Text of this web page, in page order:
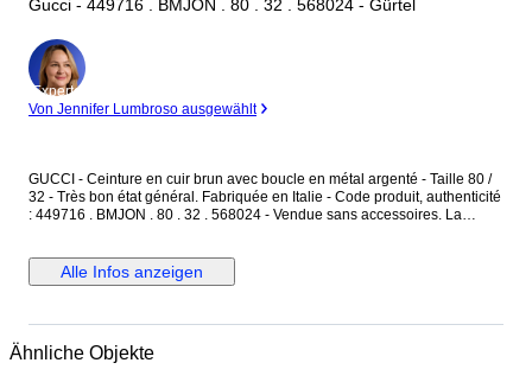
Gucci - 449716 . BMJON . 80 . 32 . 568024 - Gürtel
Experte
Von Jennifer Lumbroso ausgewählt
GUCCI - Ceinture en cuir brun avec boucle en métal argenté - Taille 80 /
32 - Très bon état général. Fabriquée en Italie - Code produit, authenticité
: 449716 . BMJON . 80 . 32 . 568024 - Vendue sans accessoires. La
avec l'inscription "Gucci" gravée. Dimensions : Longueur totale 95 cm -
Largeur du cuir 4 cm - Boucle en métal argenté : 5,3 cm x 6,5 cm. La
présente des micros rayures merci de prendre en compte les photos. La
Alle Infos anzeigen
Ähnliche Objekte